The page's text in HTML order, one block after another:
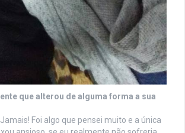
que alterou de alguma forma a sua
Jamais! Foi algo que pensei muito e a única